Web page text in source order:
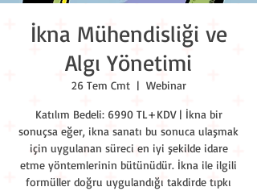
İkna Mühendisliği ve
Algı Yönetimi
26 Tem Cmt
  |
Webinar
Katılım Bedeli: 6990 TL+KDV | İkna bir
sonuçsa eğer, ikna sanatı bu sonuca ulaşmak
için uygulanan süreci en iyi şekilde idare
etme yöntemlerinin bütünüdür. İkna ile ilgili
formüller doğru uygulandığı takdirde tıpkı